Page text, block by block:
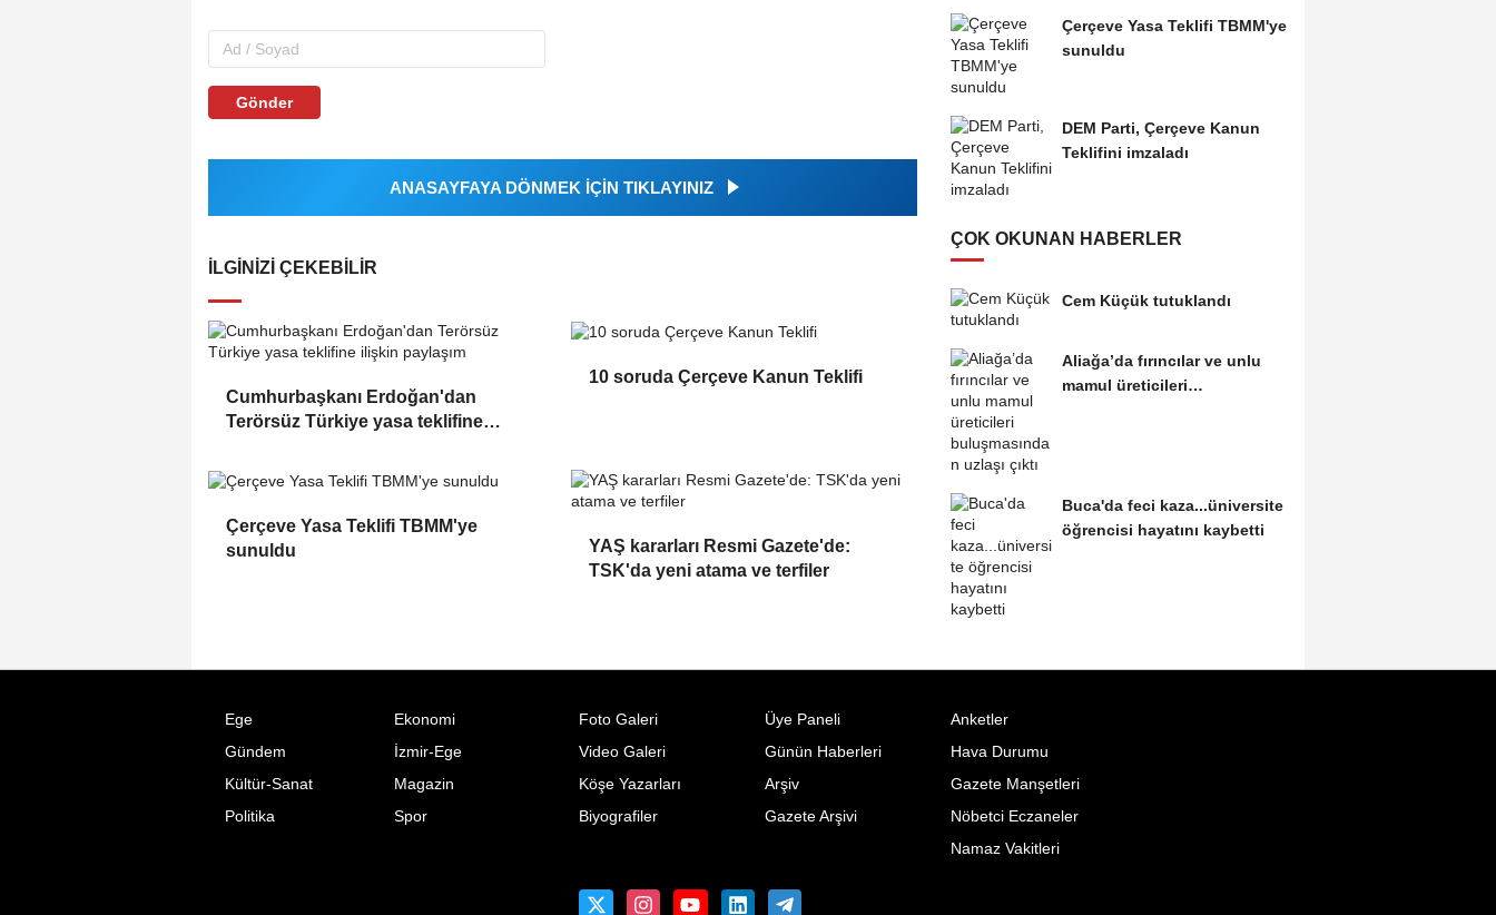
Gönder
ANASAYFAYA DÖNMEK İÇİN TIKLAYINIZ
İLGINIZI ÇEKEBILIR
Cumhurbaşkanı Erdoğan'dan
Terörsüz Türkiye yasa teklifine
10 soruda Çerçeve Kanun Teklifi
Çerçeve Yasa Teklifi TBMM'ye
sunuldu
YAŞ kararları Resmi Gazete'de:
TSK'da yeni atama ve terfiler
Çerçeve Yasa Teklifi TBMM'ye
sunuldu
DEM Parti, Çerçeve Kanun
Teklifini imzaladı
ÇOK OKUNAN HABERLER
Cem Küçük tutuklandı
Aliağa’da fırıncılar ve unlu
mamul üreticileri
Buca'da feci kaza...üniversite
öğrencisi hayatını kaybetti
Ege
Ekonomi
Gündem
İzmir-Ege
Kültür-Sanat
Magazin
Politika
Spor
Foto Galeri
Video Galeri
Köşe Yazarları
Biyografiler
Üye Paneli
Günün Haberleri
Arşiv
Gazete Arşivi
Anketler
Hava Durumu
Gazete Manşetleri
Nöbetci Eczaneler
Namaz Vakitleri